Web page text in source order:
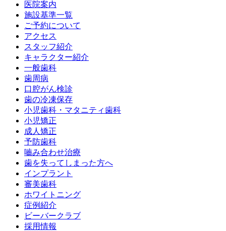
医院案内
施設基準一覧
ご予約について
アクセス
スタッフ紹介
キャラクター紹介
一般歯科
歯周病
口腔がん検診
歯の冷凍保存
小児歯科・マタニティ歯科
小児矯正
成人矯正
予防歯科
嚙み合わせ治療
歯を失ってしまった方へ
インプラント
審美歯科
ホワイトニング
症例紹介
ビーバークラブ
採用情報